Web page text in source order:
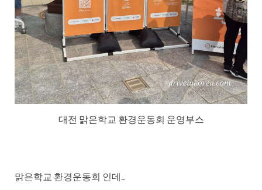
대전 맑은학교 환경운동회 운영부스
맑은학교 환경운동회 인데..